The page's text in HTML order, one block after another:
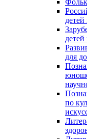
для
по